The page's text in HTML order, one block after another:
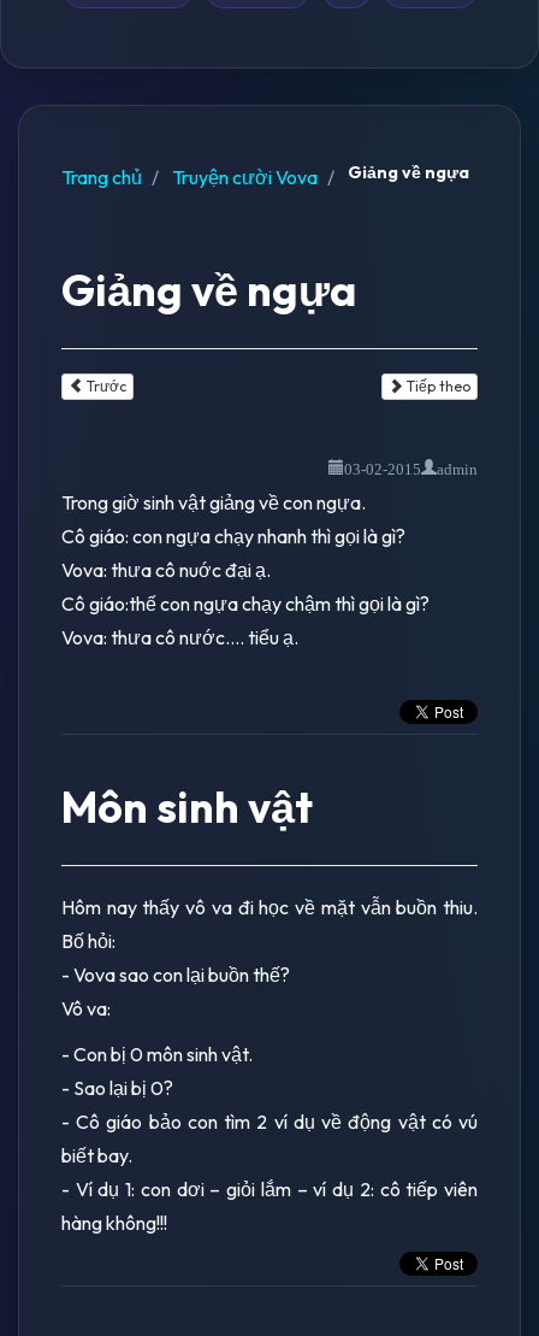
Trang chủ Truyện cười Vova Giảng về ngựa
Giảng về ngựa
Trước Tiếp theo
03-02-2015 admin
Trong giờ sinh vật giảng về con ngựa.
Cô giáo: con ngựa chạy nhanh thì gọi là gì?
Vova: thưa cô nuớc đại ạ.
Cô giáo:thế con ngựa chạy chậm thì gọi là gì?
Vova: thưa cô nước.... tiểu ạ.
Môn sinh vật
Hôm nay thấy vô va đi học về mặt vẫn buồn thiu.
Bố hỏi:
- Vova sao con lại buồn thế?
Vô va:
- Con bị 0 môn sinh vật.
- Sao lại bị 0?
- Cô giáo bảo con tìm 2 ví dụ về động vật có vú
biết bay.
- Ví dụ 1: con dơi – giỏi lắm – ví dụ 2: cô tiếp viên
hàng không!!!